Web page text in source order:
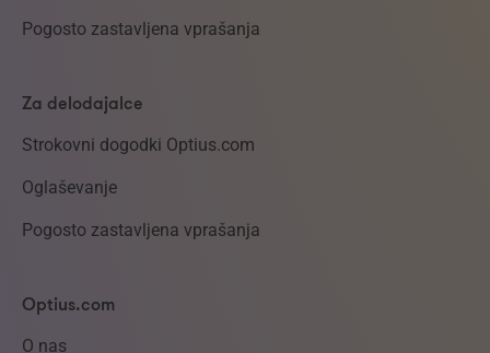
Pogosto zastavljena vprašanja
Za delodajalce
Strokovni dogodki Optius.com
Oglaševanje
Pogosto zastavljena vprašanja
Optius.com
O nas